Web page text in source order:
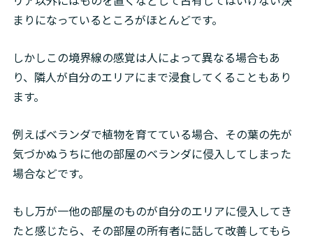
まりになっているところがほとんどです。
しかしこの境界線の感覚は人によって異なる場合もあ
り、隣人が自分のエリアにまで浸食してくることもあり
ます。
例えばベランダで植物を育てている場合、その葉の先が
気づかぬうちに他の部屋のベランダに侵入してしまった
場合などです。
もし万が一他の部屋のものが自分のエリアに侵入してき
たと感じたら、その部屋の所有者に話して改善してもら